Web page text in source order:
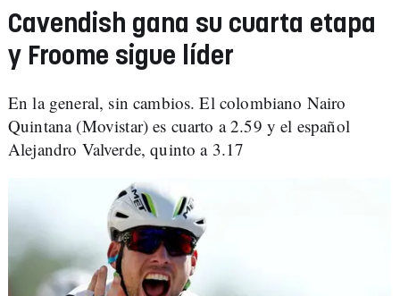
Cavendish gana su cuarta etapa
y Froome sigue líder
En la general, sin cambios. El colombiano Nairo
Quintana (Movistar) es cuarto a 2.59 y el español
Alejandro Valverde, quinto a 3.17